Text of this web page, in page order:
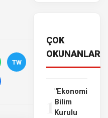
TW
ÇOK
OKUNANLAR
"Ekonomi
Bilim
Kurulu